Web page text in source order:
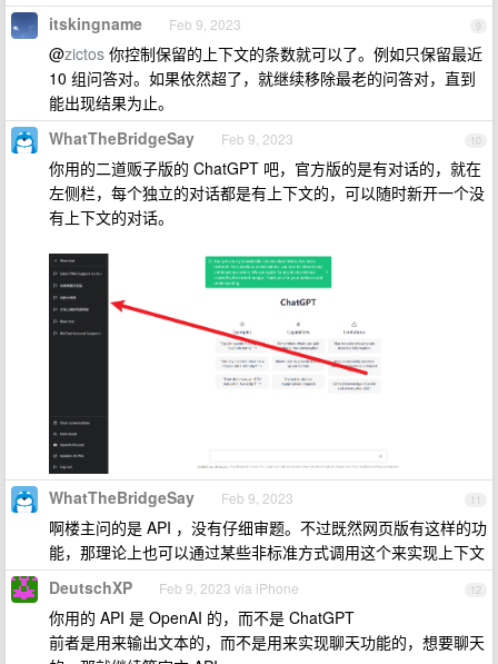
9
itskingname Feb 9, 2023
@zictos 你控制保留的上下文的条数就可以了。例如只保留最近
10 组问答对。如果依然超了，就继续移除最老的问答对，直到
能出现结果为止。
10
WhatTheBridgeSay Feb 9, 2023
你用的二道贩子版的 ChatGPT 吧，官方版的是有对话的，就在
左侧栏，每个独立的对话都是有上下文的，可以随时新开一个没
有上下文的对话。
11
WhatTheBridgeSay Feb 9, 2023
啊楼主问的是 API ，没有仔细审题。不过既然网页版有这样的功
能，那理论上也可以通过某些非标准方式调用这个来实现上下文
12
DeutschXP Feb 9, 2023 via iPhone
你用的 API 是 OpenAI 的，而不是 ChatGPT
前者是用来输出文本的，而不是用来实现聊天功能的，想要聊天